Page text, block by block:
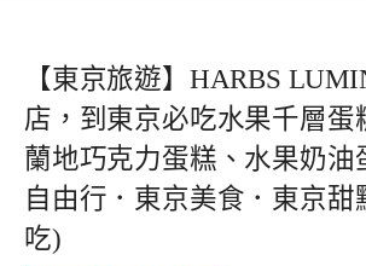
【東京旅遊】HARBS
店，到東京必吃水果千層蛋
蘭地巧克力蛋糕、水果奶油
自由行．東京美食．東京甜
吃)